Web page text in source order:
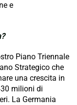
e
Piano Triennale
Strategico che
una crescita in
milioni di
La Germania